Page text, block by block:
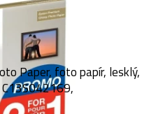
Paper, foto papír, lesklý,